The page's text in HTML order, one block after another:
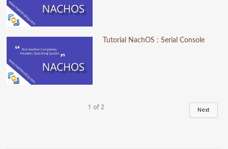
Tutorial NachOS : Serial Console
1 of 2 Next